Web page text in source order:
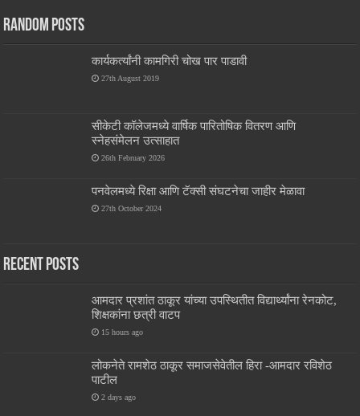
Random Posts
कार्यकर्त्यांनी कामगिरी चोख पार पाडावी
27th August 2019
सीकेटी कॉलेजमध्ये वार्षिक पारितोषिक वितरण आणि
स्नेहसंमेलन उत्साहात
26th February 2026
पनवेलमध्ये रिक्षा आणि टॅक्सी संघटनेचा जाहीर मेळावा
27th October 2024
Recent Posts
आमदार प्रशांत ठाकूर यांच्या उपस्थितीत विद्यार्थ्यांना रेनकोट,
शिक्षकांना छत्री वाटप
15 hours ago
लोकनेते रामशेठ ठाकूर समाजसेवेतील हिरा -आमदार रविशेठ
पाटील
2 days ago